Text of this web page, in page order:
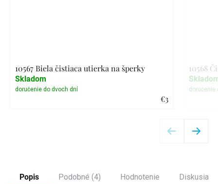
10567 Biela čistiaca utierka na šperky
€3
Skladom
10568
Popis Podobné (4) Hodnotenie Diskusia